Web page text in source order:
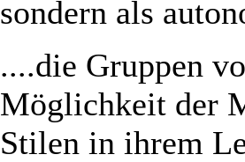
sondern als
....die Gruppen
Möglichkeit der
Stilen in ihrem